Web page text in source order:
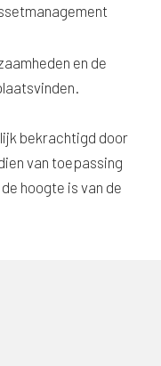
en de
bekrachtigd door
van toepassing
hoogte is van de